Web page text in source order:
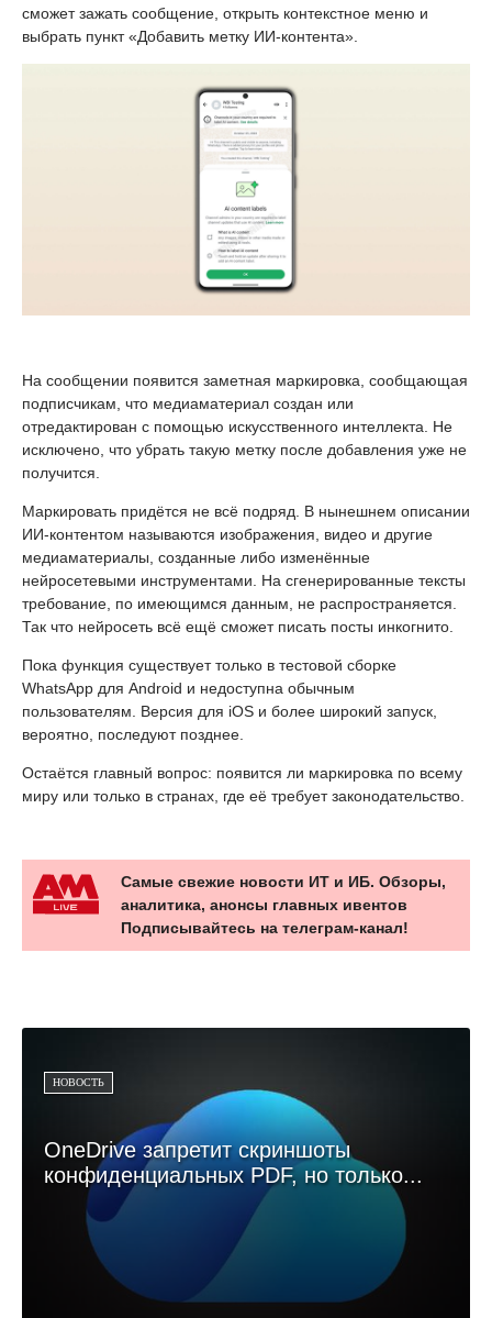
сможет зажать сообщение, открыть контекстное меню и
выбрать пункт «Добавить метку ИИ-контента».
На сообщении появится заметная маркировка, сообщающая
подписчикам, что медиаматериал создан или
отредактирован с помощью искусственного интеллекта. Не
исключено, что убрать такую метку после добавления уже не
получится.
Маркировать придётся не всё подряд. В нынешнем описании
ИИ-контентом называются изображения, видео и другие
медиаматериалы, созданные либо изменённые
нейросетевыми инструментами. На сгенерированные тексты
требование, по имеющимся данным, не распространяется.
Так что нейросеть всё ещё сможет писать посты инкогнито.
Пока функция существует только в тестовой сборке
WhatsApp для Android и недоступна обычным
пользователям. Версия для iOS и более широкий запуск,
вероятно, последуют позднее.
Остаётся главный вопрос: появится ли маркировка по всему
миру или только в странах, где её требует законодательство.
Самые свежие новости ИТ и ИБ. Обзоры,
аналитика, анонсы главных ивентов
Подписывайтесь на телеграм-канал!
НОВОСТЬ
OneDrive запретит скриншоты
конфиденциальных PDF, но только...